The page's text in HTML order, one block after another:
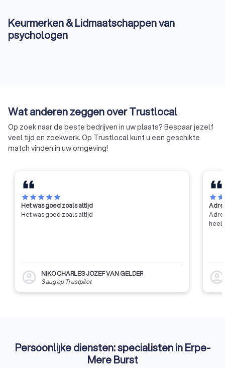
Keurmerken & Lidmaatschappen van
psychologen
Wat anderen zeggen over Trustlocal
Op zoek naar de beste bedrijven in uw plaats? Bespaar jezelf
veel tijd en zoekwerk. Op Trustlocal kunt u een geschikte
match vinden in uw omgeving!
starstarstarstarstar
Het was goed zoals altijd
Het was goed zoals altijd
account_circle
NIKO CHARLES JOZEF VAN GELDER
3 augop Trustpilot
starstar
heel
account_circle
Persoonlijke diensten: specialisten in Erpe-
Mere Burst